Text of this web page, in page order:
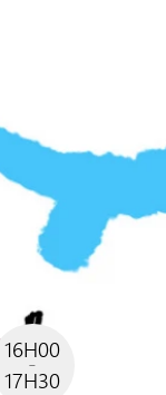
16H00
17H30